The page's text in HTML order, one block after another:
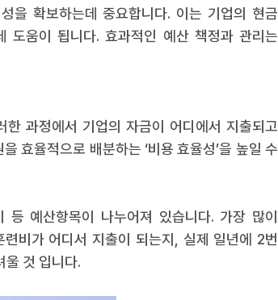
을 확보하는데 중요합니다. 이는 기업의 현금
도움이 됩니다. 효과적인 예산 책정과 관리는
과정에서 기업의 자금이 어디에서 지출되고
효율적으로 배분하는 ‘비용 효율성’을 높일 수
등 예산항목이 나누어져 있습니다. 가장 많이
비가 어디서 지출이 되는지, 실제 일년에 2번
울 것 입니다.